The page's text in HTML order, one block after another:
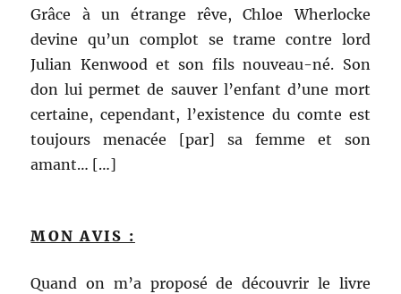
Grâce à un étrange rêve, Chloe Wherlocke
devine qu’un complot se trame contre lord
Julian Kenwood et son fils nouveau-né. Son
don lui permet de sauver l’enfant d’une mort
certaine, cependant, l’existence du comte est
toujours menacée [par] sa femme et son
amant… […]
MON AVIS :
Quand on m’a proposé de découvrir le livre